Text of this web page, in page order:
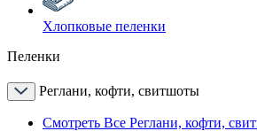
Хлопковые пеленки
Пеленки
Реглани, кофти, свитшоты
Смотреть Все Реглани, кофти,